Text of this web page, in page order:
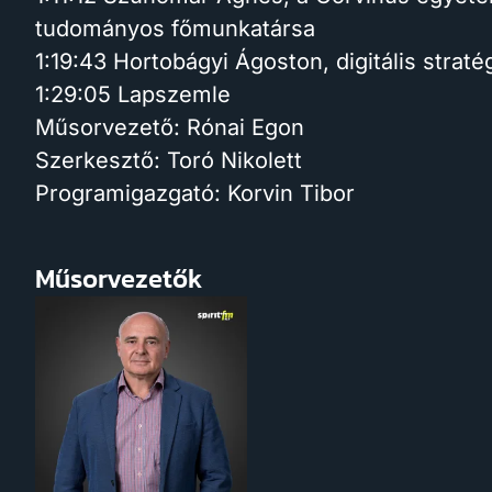
tudományos főmunkatársa
1:19:43 Hortobágyi Ágoston, digitális
1:29:05 Lapszemle
Műsorvezető: Rónai Egon
Szerkesztő: Toró Nikolett
Programigazgató: Korvin Tibor
Műsorvezetők